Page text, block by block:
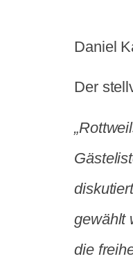
Daniel
Der
gewählt
die